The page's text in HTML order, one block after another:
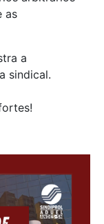
as
a
sindical.